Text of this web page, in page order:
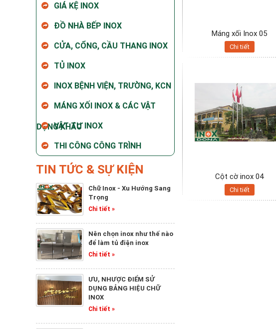
GIÁ KỆ INOX
ĐỒ NHÀ BẾP INOX
CỬA, CỔNG, CẦU THANG INOX
TỦ INOX
INOX BỆNH VIỆN, TRƯỜNG, KCN
MÁNG XỐI INOX & CÁC VẬT
DỤNG KHÁC
VẬT TƯ INOX
THI CÔNG CÔNG TRÌNH
TIN TỨC & SỰ KIỆN
Chữ Inox - Xu Hướng Sang
Trọng
Chi tiết »
Nên chọn inox như thế nào
để làm tủ điện inox
Chi tiết »
ƯU, NHƯỢC ĐIỂM SỬ
DỤNG BẢNG HIỆU CHỮ
INOX
Chi tiết »
Máng xối Inox 05
Chi tiết
Cột cờ inox 04
Chi tiết